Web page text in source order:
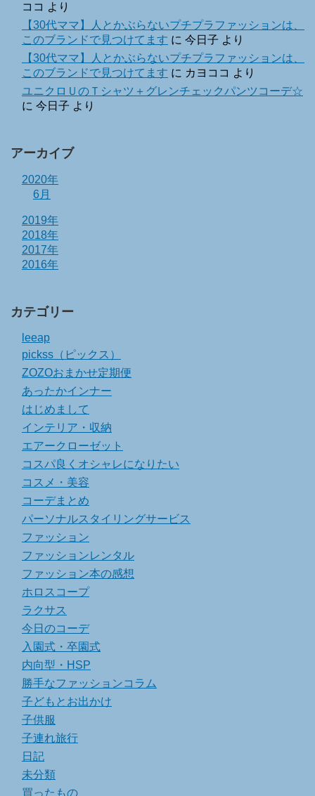
ココ より
【30代ママ】人とかぶらないプチプラファッションは、
このブランドで見つけてます に 今日子 より
【30代ママ】人とかぶらないプチプラファッションは、
このブランドで見つけてます に カヨココ より
ユニクロＵのＴシャツ＋グレンチェックパンツコーデ☆
に 今日子 より
アーカイブ
2020年
6月
2019年
2018年
2017年
2016年
カテゴリー
leeap
pickss（ピックス）
ZOZOおまかせ定期便
あったかインナー
はじめまして
インテリア・収納
エアークローゼット
コスパ良くオシャレになりたい
コスメ・美容
コーデまとめ
パーソナルスタイリングサービス
ファッション
ファッションレンタル
ファッション本の感想
ホロスコープ
ラクサス
今日のコーデ
入園式・卒園式
内向型・HSP
勝手なファッションコラム
子どもとお出かけ
子供服
子連れ旅行
日記
未分類
買ったもの